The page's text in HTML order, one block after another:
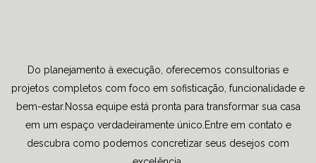
Do planejamento à execução, oferecemos consultorias e
projetos completos com foco em sofisticação, funcionalidade e
bem-estar.Nossa equipe está pronta para transformar sua casa
em um espaço verdadeiramente único.Entre em contato e
descubra como podemos concretizar seus desejos com